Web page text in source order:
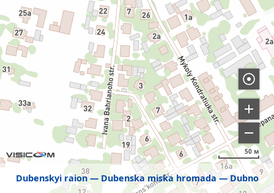
Dubenskyi raion Dubenska miska hromada Dubno
50 м